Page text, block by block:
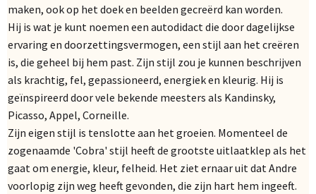
maken, ook op het doek en beelden gecreërd kan worden.
Hij is wat je kunt noemen een autodidact die door dagelijkse
ervaring en doorzettingsvermogen, een stijl aan het creëren
is, die geheel bij hem past. Zijn stijl zou je kunnen beschrijven
als krachtig, fel, gepassioneerd, energiek en kleurig. Hij is
geïnspireerd door vele bekende meesters als Kandinsky,
Picasso, Appel, Corneille.
Zijn eigen stijl is tenslotte aan het groeien. Momenteel de
zogenaamde 'Cobra' stijl heeft de grootste uitlaatklep als het
gaat om energie, kleur, felheid. Het ziet ernaar uit dat Andre
voorlopig zijn weg heeft gevonden, die zijn hart hem ingeeft.